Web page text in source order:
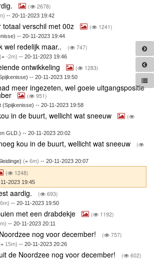
( 2678)
-- 20-11-2023 19:42
totaal verschil met 00z ( 1241)
-- 20-11-2023 19:44
wel redelijk maar.. ( 747)
( -2m) -- 20-11-2023 19:46
ontwikkeling ( 1283)
-- 20-11-2023 19:50
meer ingezeten, wel goeie uitgangspositie
( 951)
(Spijkenisse) -- 20-11-2023 19:58
in de buurt, wellicht wat sneeuw
(
GLD.) -- 20-11-2023 20:02
kou in de buurt, wellicht wat sneeuw
(
( 6m) -- 20-11-2023 20:07
( 1248)
2023 19:45
aardig. ( 693)
-- 20-11-2023 19:50
met een drabdekje ( 1192)
-- 20-11-2023 20:11
nog voor december! ( 757)
15m) -- 20-11-2023 20:26
de Noordzee nog voor december! ( 602)